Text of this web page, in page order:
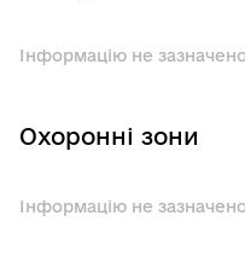
Інформацію не
Охоронні зони
Інформацію не